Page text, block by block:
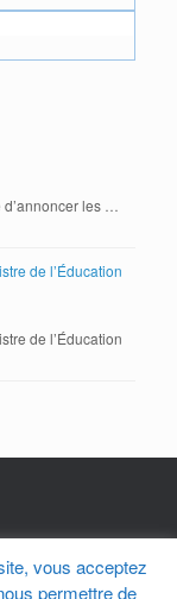
d’annoncer les …
de l’Éducation
de l’Éducation
vous acceptez
permettre de